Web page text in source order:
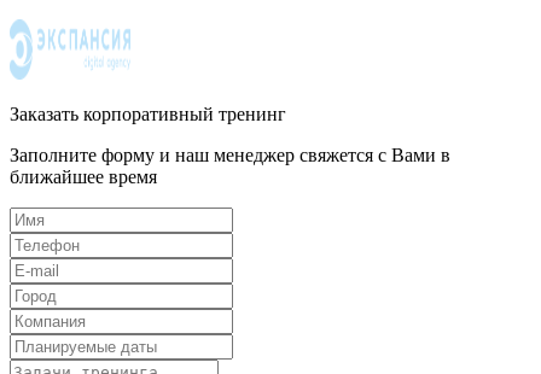
Заказать корпоративный тренинг
Заполните форму и наш менеджер свяжется с Вами в
ближайшее время